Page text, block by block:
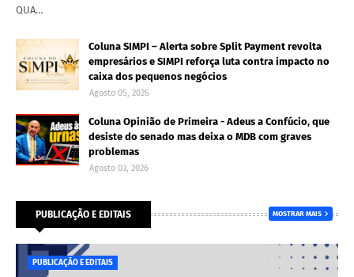
QUA…
Coluna SIMPI – Alerta sobre Split Payment revolta
empresários e SIMPI reforça luta contra impacto no
caixa dos pequenos negócios
Agosto 05, 2026
Coluna Opinião de Primeira - Adeus a Confúcio, que
desiste do senado mas deixa o MDB com graves
problemas
Agosto 03, 2026
PUBLICAÇÃO E EDITAIS MOSTRAR MAIS
PUBLICAÇÃO E EDITAIS